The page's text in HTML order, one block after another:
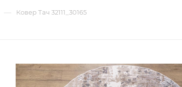
— Ковер Тач 32111_30165